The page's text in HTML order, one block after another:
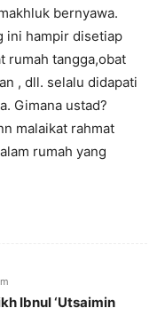
bernyawa.
ini hampir disetiap
rumah tangga,obat
, dll. selalu didapati
Gimana ustad?
malaikat rahmat
rumah yang
Ibnul ‘Utsaimin